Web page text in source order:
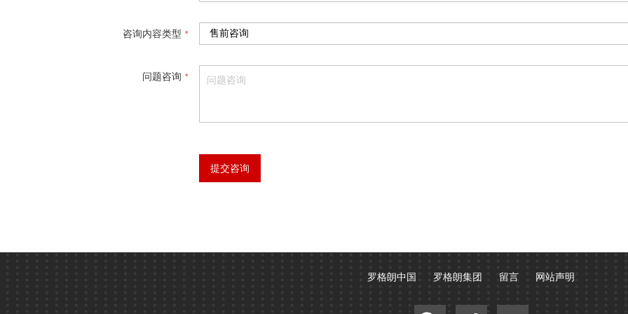
咨询内容类型
问题咨询
提交咨询
罗格朗中国 罗格朗集团 留言 网站声明